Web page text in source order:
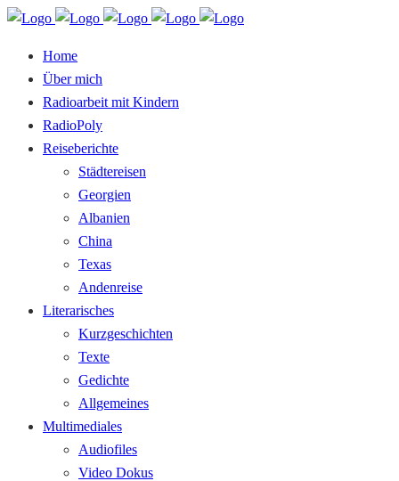
Home
Über mich
Radioarbeit mit Kindern
RadioPoly
Reiseberichte
Städtereisen
Georgien
Albanien
China
Texas
Andenreise
Literarisches
Kurzgeschichten
Texte
Gedichte
Allgemeines
Multimediales
Audiofiles
Video Dokus